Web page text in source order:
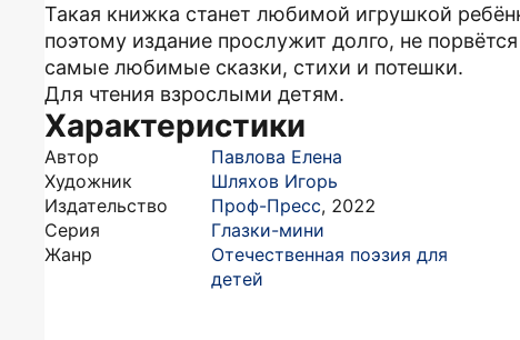
Такая книжка станет любимой игрушкой
поэтому издание прослужит долго, не
самые любимые сказки, стихи и потешки.
Для чтения взрослыми детям.
Характеристики
Автор
Павлова Елена
Художник
Шляхов Игорь
Издательство
Проф-Пресс, 2022
Серия
Глазки-мини
Жанр
Отечественная поэзия для
детей